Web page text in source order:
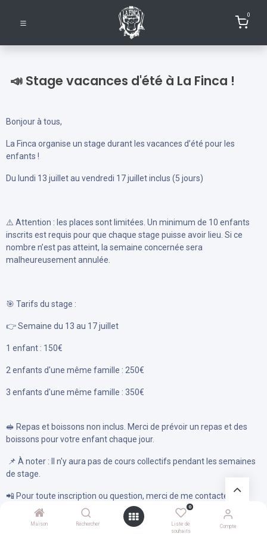
Maison Rechercher
0
Liste de
souhaits
Compte
0
📣 Stage vacances d'été à La Finca !
Bonjour à tous,
La Finca organise un stage durant les vacances d’été pour les
enfants !
Du lundi 13 juillet au vendredi 17 juillet inclus (5 jours)
⚠️ Attention : les places sont limitées. Un minimum de 10 enfants
inscrits est requis pour que chaque stage puisse avoir lieu. Si ce
nombre n’est pas atteint, la semaine concernée sera
malheureusement annulée.
🎯 Tarifs du stage :
👉 Semaine du 13 au 17 juillet
1 enfant : 150€
2 enfants d'une même famille : 250€
3 enfants d'une même famille : 350€
🥪 Repas et boissons non inclus. Merci de prévoir un repas et des
boissons pour votre enfant chaque jour.
📌 À noter : Il n'y aura pas de cours collectifs pendant les semaines
de stage.
📲 Pour toute inscription ou question, merci de me contacter en
Ne manquez pas cette occasion de perfectionner votre technique